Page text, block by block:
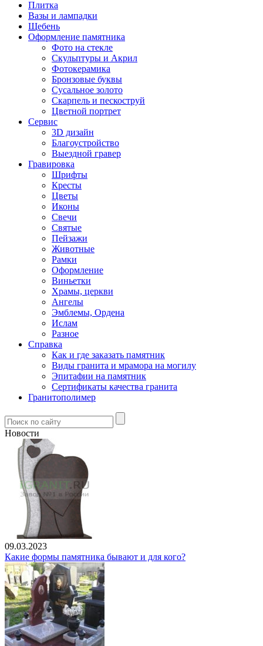
Плитка
Вазы и лампадки
Щебень
Оформление памятника
Фото на стекле
Скульптуры и Акрил
Фотокерамика
Бронзовые буквы
Сусальное золото
Скарпель и пескоструй
Цветной портрет
Сервис
3D дизайн
Благоустройство
Выездной гравер
Гравировка
Шрифты
Кресты
Цветы
Иконы
Свечи
Святые
Пейзажи
Животные
Рамки
Оформление
Виньетки
Храмы, церкви
Ангелы
Эмблемы, Ордена
Ислам
Разное
Справка
Как и где заказать памятник
Виды гранита и мрамора на могилу
Эпитафии на памятник
Сертификаты качества гранита
Гранитополимер
Новости
09.03.2023
Какие формы памятника бывают и для кого?